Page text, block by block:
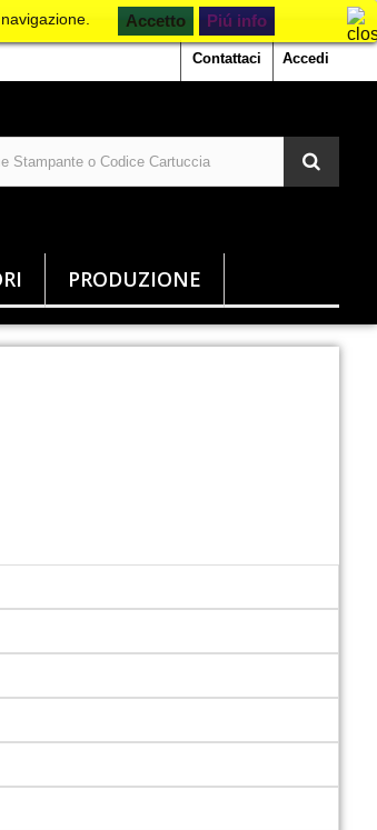
Accedi
Contattaci
PRODUZIONE
Piú info